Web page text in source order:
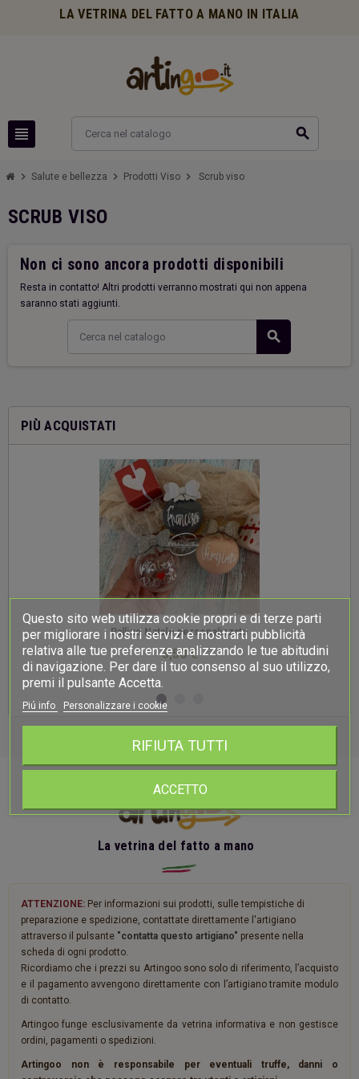
LA VETRINA DEL FATTO A MANO IN ITALIA
view_headline search
chevron_right Salute e bellezza chevron_right Prodotti Viso chevron_right Scrub viso
PIÙ ACQUISTATI
Palline Natale personalizzate
3,50 €
SCRUB VISO
Non ci sono ancora prodotti disponibili
Resta in contatto! Altri prodotti verranno mostrati qui non appena
saranno stati aggiunti.
search
La vetrina del fatto a mano
ATTENZIONE: Per informazioni sui prodotti, sulle tempistiche di
preparazione e spedizione, contattate direttamente l'artigiano
attraverso il pulsante "contatta questo artigiano" presente nella
scheda di ogni prodotto.
Ricordiamo che i prezzi su Artingoo sono solo di riferimento, l’acquisto
e il pagamento avvengono direttamente con l’artigiano tramite modulo
di contatto.
Artingoo funge esclusivamente da vetrina informativa e non gestisce
ordini, pagamenti o spedizioni.
Artingoo non è responsabile per eventuali truffe, danni o
Questo sito web utilizza cookie propri e di terze parti
per migliorare i nostri servizi e mostrarti pubblicità
relativa alle tue preferenze analizzando le tue abitudini
di navigazione. Per dare il tuo consenso al suo utilizzo,
premi il pulsante Accetta.
Piú info Personalizzare i cookie
RIFIUTA TUTTI
ACCETTO